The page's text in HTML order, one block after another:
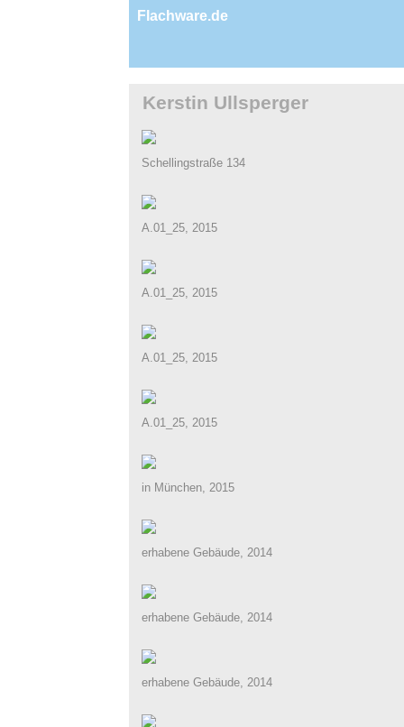
Flachware.de
Kerstin Ullsperger
Schellingstraße 134
A.01_25, 2015
A.01_25, 2015
A.01_25, 2015
A.01_25, 2015
in München, 2015
erhabene Gebäude, 2014
erhabene Gebäude, 2014
erhabene Gebäude, 2014